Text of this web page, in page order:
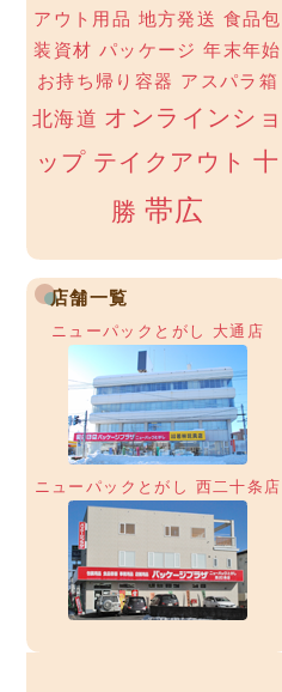
アウト用品 地方発送 食品包
装資材 パッケージ 年末年始
お持ち帰り容器 アスパラ箱
北海道 オンラインショ
ップ テイクアウト 十
勝 帯広
店舗一覧
ニューパックとがし 大通店
ニューパックとがし 西二十条店